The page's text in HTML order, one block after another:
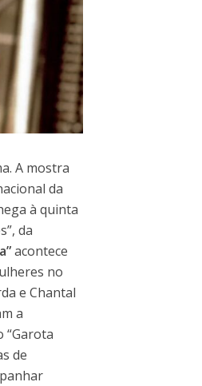
A mostra
da
à quinta
da
acontece
no
e Chantal
a
“Garota
de